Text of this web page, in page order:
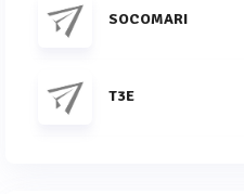
SOCOMARI
T3E